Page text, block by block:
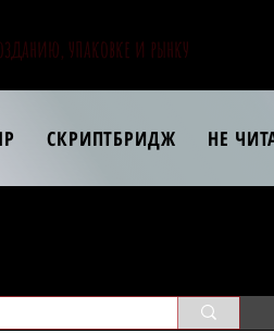
упаковке и рынку
СКРИПТБРИДЖ НЕ